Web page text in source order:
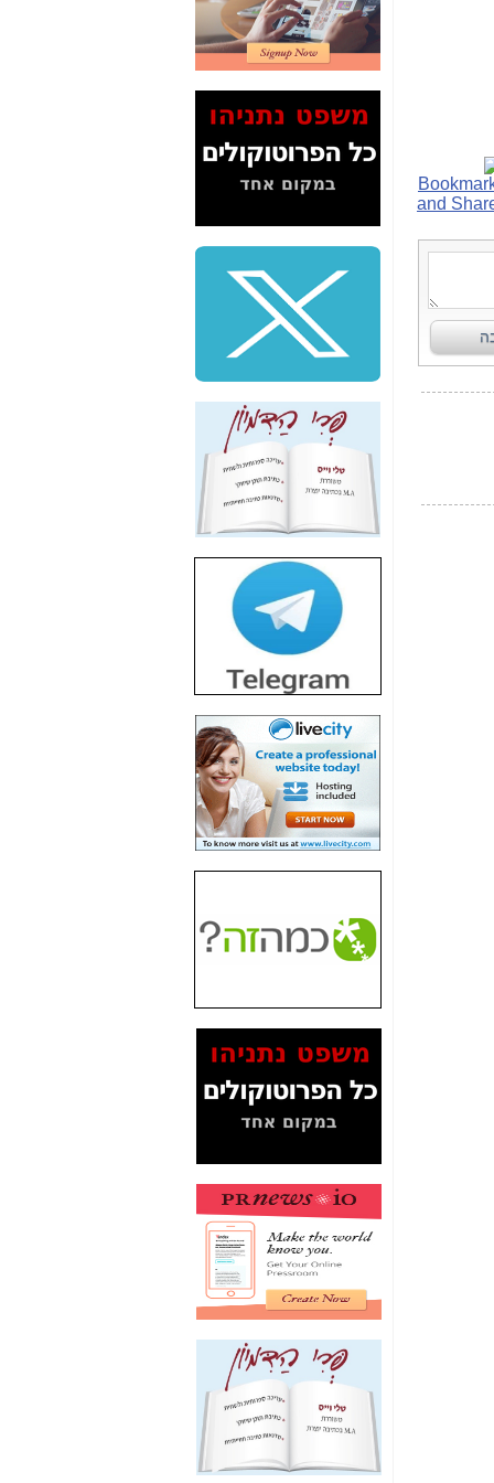
2" על תעלולי השר
משה כחלון -כאן
הסלולר" ואיך מסרסים
את הנתונים לציבור -
כאן
סיכום ביקור בסיליקון
שלמה פילבר (עד
לאחרונה מנכ"ל משרד
התקשורת) - עד
מדינה? הצחקתם
"יש אפליה בחקירה"?
חשיפה: למה השר
משה כחלון לא נחקר
עד היום? -
כאן
הדומה לזו של "תיק
4000" אך בתחום
הסלולר -
חשיפת מה שלא
רוצים שתדעו בעניין
פריסת אנלימיטד
(בניחוח בלתי נסבל) -
כאן
חשיפה: איוב קרא
אישר לקבוצת סלקום
בדיוק מה שביבי אישר
כאן
האם השר איוב קרא
היה צריך בכלל לחתום
על האישור, שנתן
האם ביבי וקרא קבלו
בכלל תמורה עבור
המסמכים בנושא בזק-
Yes (תיק 4000)
לאיש הלא נכון! -כאן
עובדות ומסמכים
האם ביבי כשר
תקשורת עזר לקב'
בזק? -כאן
מה מקור ה-Fake
News שהביא לתפירת
תיק לביבי והעלמת
החשודים הנכונים -כאן
אחת הרגליים של "תיק
4000 התפור"
התמוטטה היום
בניצחון (כפול) של בזק
כאן
איך כתבות מפנקות